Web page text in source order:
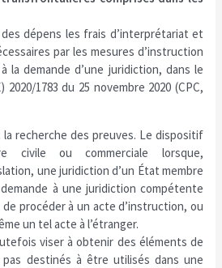
dépens les frais d’interprétariat et
par les mesures d’instruction
la demande d’une juridiction, dans le
1783 du 25 novembre 2020 (CPC,
recherche des preuves. Le dispositif
civile ou commerciale lorsque,
une juridiction d’un État membre
à une juridiction compétente
procéder à un acte d’instruction, ou
un tel acte à l’étranger.
viser à obtenir des éléments de
destinés à être utilisés dans une